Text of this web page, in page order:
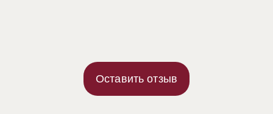
Оставить отзыв